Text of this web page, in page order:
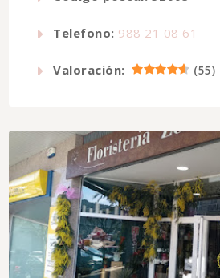
Telefono: 988 21 08 61
Valoración: (55)